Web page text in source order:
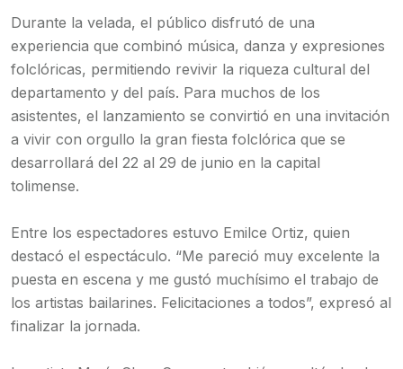
Durante la velada, el público disfrutó de una
experiencia que combinó música, danza y expresiones
folclóricas, permitiendo revivir la riqueza cultural del
departamento y del país. Para muchos de los
asistentes, el lanzamiento se convirtió en una invitación
a vivir con orgullo la gran fiesta folclórica que se
desarrollará del 22 al 29 de junio en la capital
tolimense.
Entre los espectadores estuvo Emilce Ortiz, quien
destacó el espectáculo. “Me pareció muy excelente la
puesta en escena y me gustó muchísimo el trabajo de
los artistas bailarines. Felicitaciones a todos”, expresó al
finalizar la jornada.